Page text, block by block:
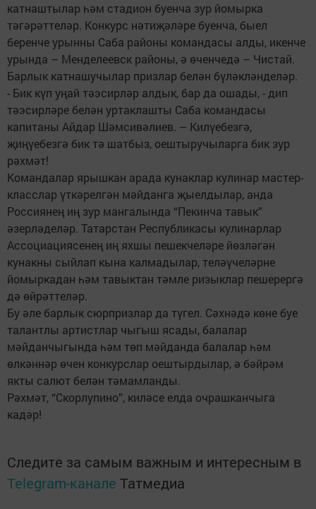
катнаштылар һәм стадион буенча зур йомырка
тәгәрәттеләр. Конкурс нәтиҗәләре буенча, быел
беренче урынны Саба районы командасы алды, икенче
урында – Менделеевск районы, ә өченчедә – Чистай.
Барлык катнашучылар призлар белән бүләкләнделәр.
- Бик күп уңай тәэсирләр алдык, бар да ошады, - дип
тәэсирләре белән уртаклашты Саба командасы
капитаны Айдар Шәмсивәлиев. – Килүебезгә,
җиңүебезгә бик тә шатбыз, оештыручыларга бик зур
рәхмәт!
Командалар ярышкан арада кунаклар кулинар мастер-
класслар үткәрелгән мәйданга җыелдылар, анда
Россиянең иң зур мангалында “Пекинча тавык”
әзерләделәр. Татарстан Республикасы кулинарлар
Ассоциациясенең иң яхшы пешекчеләре йөзләгән
кунакны сыйлап кына калмадылар, теләүчеләрне
йомыркадан һәм тавыктан тәмле ризыклар пешерергә
дә өйрәттеләр.
Бу әле барлык сюрпризлар да түгел. Сәхнәдә көне буе
талантлы артистлар чыгыш ясады, балалар
мәйданчыгында һәм төп мәйданда балалар һәм
өлкәннәр өчен конкурслар оештырдылар, ә бәйрәм
якты салют белән тәмамланды.
Рәхмәт, “Скорлупино”, киләсе елда очрашканчыга
кадәр!
Следите за самым важным и интересным в
Telegram-канале Татмедиа